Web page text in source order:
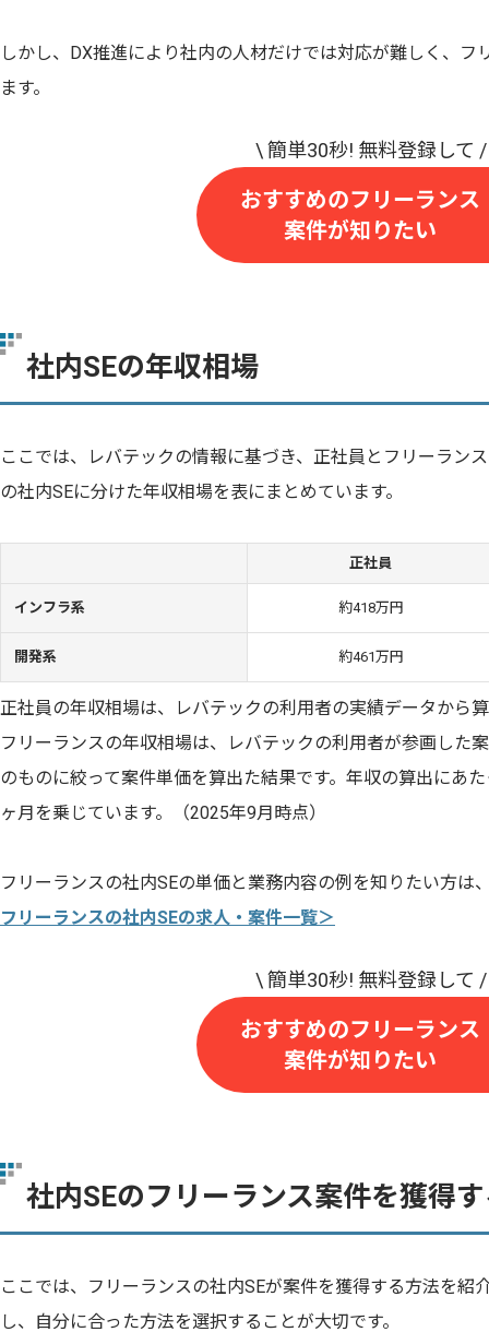
しかし、DX推進により社内の人材だけでは対応が難しく、フ
ます。
おすすめのフリーランス
案件が知りたい
社内SEの年収相場
ここでは、レバテックの情報に基づき、正社員とフリーラン
の社内SEに分けた年収相場を表にまとめています。
正社員
インフラ系 約418万円
開発系 約461万円
正社員の年収相場は、レバテックの利用者の実績データから
フリーランスの年収相場は、レバテックの利用者が参画した
のものに絞って案件単価を算出た結果です。年収の算出にあ
ヶ月を乗じています。（2025年9月時点）
フリーランスの社内SEの単価と業務内容の例を知りたい方は
フリーランスの社内SEの求人・案件一覧＞
おすすめのフリーランス
案件が知りたい
社内SEのフリーランス案件を獲得
ここでは、フリーランスの社内SEが案件を獲得する方法を紹
し、自分に合った方法を選択することが大切です。